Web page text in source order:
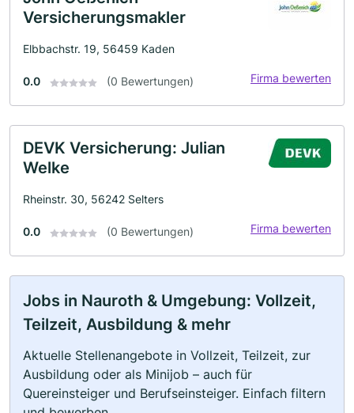
Versicherungsmakler
Elbbachstr. 19, 56459 Kaden
0.0 (0 Bewertungen) Firma bewerten
DEVK Versicherung: Julian
Welke
Rheinstr. 30, 56242 Selters
0.0 (0 Bewertungen) Firma bewerten
Jobs in Nauroth & Umgebung: Vollzeit,
Teilzeit, Ausbildung & mehr
Aktuelle Stellenangebote in Vollzeit, Teilzeit, zur
Ausbildung oder als Minijob – auch für
Quereinsteiger und Berufseinsteiger. Einfach filtern